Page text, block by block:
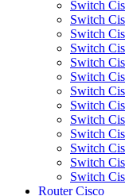
Switch
Switch
Switch
Switch
Switch
Switch
Switch
Switch
Switch
Switch
Switch
Switch
Switch
Router Cisco